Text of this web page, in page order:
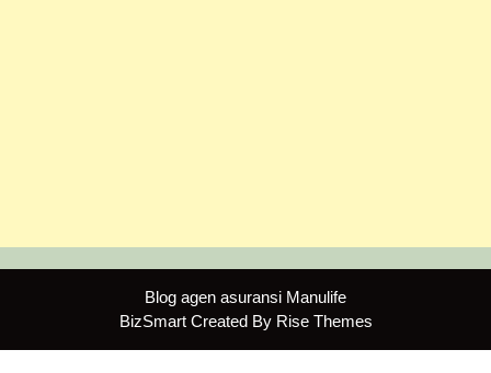
Blog agen asuransi Manulife
BizSmart Created By Rise Themes